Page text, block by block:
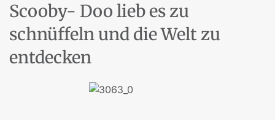
Scooby- Doo lieb es zu
schnüffeln und die Welt zu
entdecken